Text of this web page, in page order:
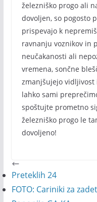
železniško progo ali
dovoljen, so pogosto
prispevajo k
ravnanju voznikov in
neučakanosti ali
vremena, sončne
zmanjšujejo vidljivost
lahko sami
spoštujte prometno
železniško progo le
dovoljeno!
Preteklih 24
FOTO: Cariniki za